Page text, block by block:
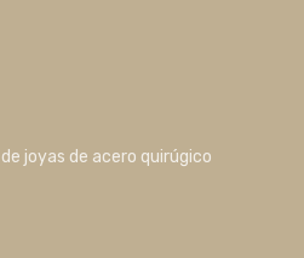
joyas de acero quirúgico